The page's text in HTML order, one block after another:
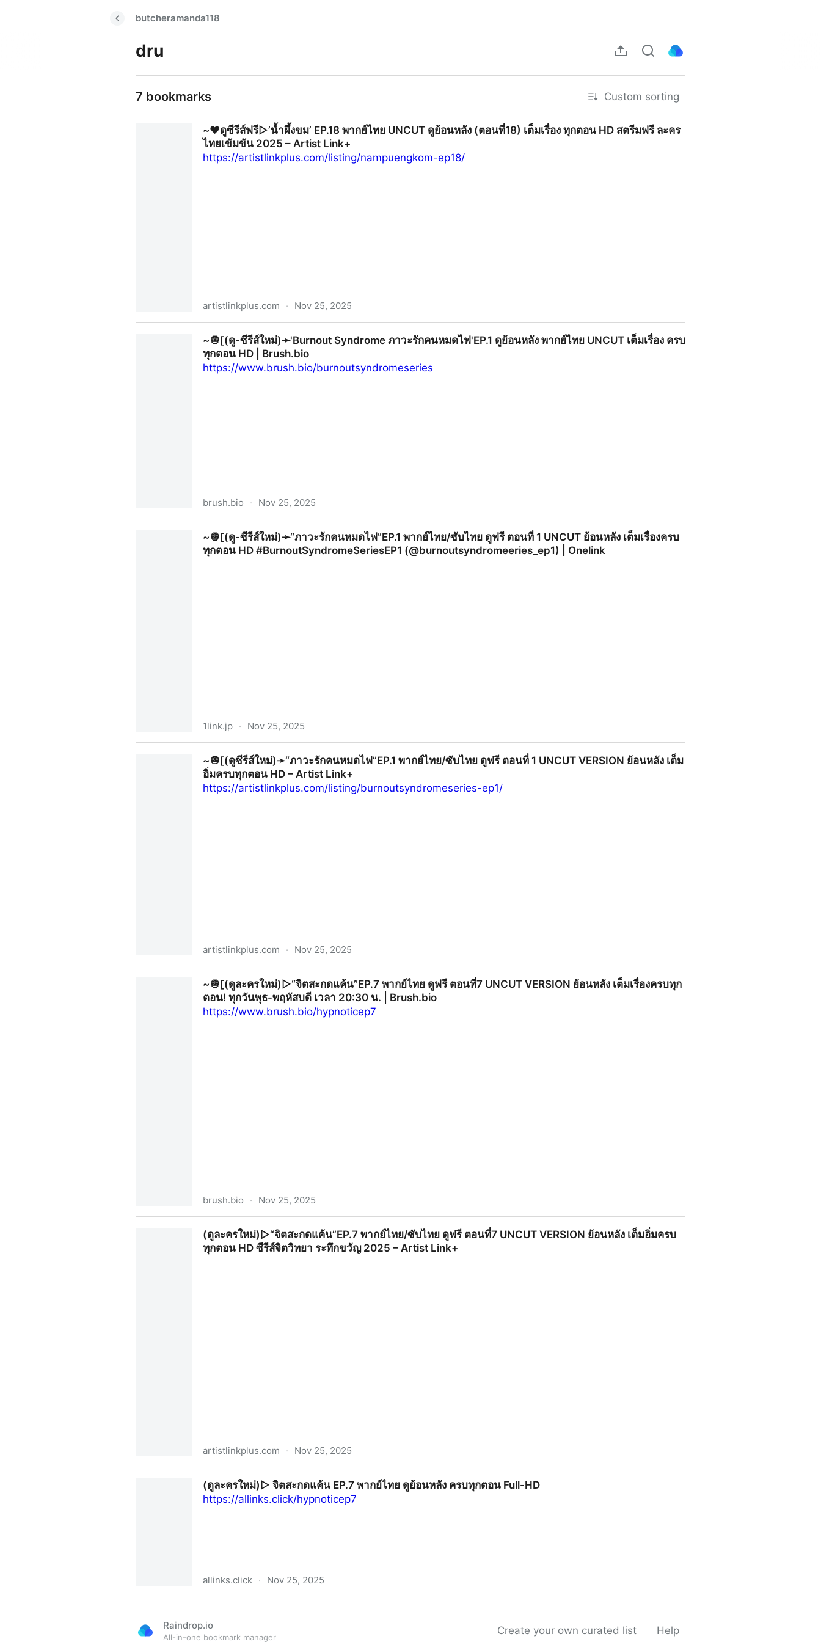
butcheramanda118
dru
7 bookmarks Custom sorting
~❤️ดูซีรีส์ฟรี▷’น้ำผึ้งขม’ EP.18 พากย์ไทย UNCUT ดูย้อนหลัง (ตอนที่18) เต็มเรื่อง ทุกตอน HD สตรีมฟรี ละคร
ไทยเข้มข้น 2025 – Artist Link+
https://artistlinkplus.com/listing/nampuengkom-ep18/
artistlinkplus.com · Nov 25, 2025
~🧅[(ดู-ซีรีส์ใหม่)➛'Burnout Syndrome ภาวะรักคนหมดไฟ'EP.1 ดูย้อนหลัง พากย์ไทย UNCUT เต็มเรื่อง ครบ
ทุกตอน HD | Brush.bio
https://www.brush.bio/burnoutsyndromeseries
brush.bio · Nov 25, 2025
~🧅[(ดู-ซีรีส์ใหม่)➛“ภาวะรักคนหมดไฟ”EP.1 พากย์ไทย/ซับไทย ดูฟรี ตอนที่ 1 UNCUT ย้อนหลัง เต็มเรื่องครบ
ทุกตอน HD #BurnoutSyndromeSeriesEP1 (@burnoutsyndromeeries_ep1) | Onelink
1link.jp · Nov 25, 2025
#BurnoutSyndromeSeriesEP1 (@burnoutsyndromeeries_ep1) | Onelink
~🧅[(ดูซีรีส์ใหม่)➛“ภาวะรักคนหมดไฟ”EP.1 พากย์ไทย/ซับไทย ดูฟรี ตอนที่ 1 UNCUT VERSION ย้อนหลัง เต็ม
อิ่มครบทุกตอน HD – Artist Link+
https://artistlinkplus.com/listing/burnoutsyndromeseries-ep1/
artistlinkplus.com · Nov 25, 2025
HD – Artist Link+~🧅[(ดูละครใหม่)▷“จิตสะกดแค้น”EP.7 พากย์ไทย ดูฟรี ตอนที่7 UNCUT VERSION ย้อนหลัง เต็มเรื่องครบทุก
ตอน! ทุกวันพุธ-พฤหัสบดี เวลา 20:30 น. | Brush.bio
https://www.brush.bio/hypnoticep7
brush.bio · Nov 25, 2025
พฤหัสบดี เวลา 20:30 น. | Brush.bio
(ดูละครใหม่)▷“จิตสะกดแค้น”EP.7 พากย์ไทย/ซับไทย ดูฟรี ตอนที่7 UNCUT VERSION ย้อนหลัง เต็มอิ่มครบ
ทุกตอน HD ซีรีส์จิตวิทยา ระทึกขวัญ 2025 – Artist Link+
artistlinkplus.com · Nov 25, 2025
จิตวิทยา ระทึกขวัญ 2025 – Artist Link+
(ดูละครใหม่)▷ จิตสะกดแค้น EP.7 พากย์ไทย ดูย้อนหลัง ครบทุกตอน Full-HD
https://allinks.click/hypnoticep7
allinks.click · Nov 25, 2025
Raindrop.io
All-in-one bookmark manager
Create your own curated list Help